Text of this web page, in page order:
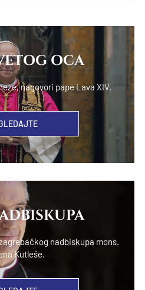
OCA
nagovori pape Lava XIV.
nadbiskupa mons.
Kutleše.